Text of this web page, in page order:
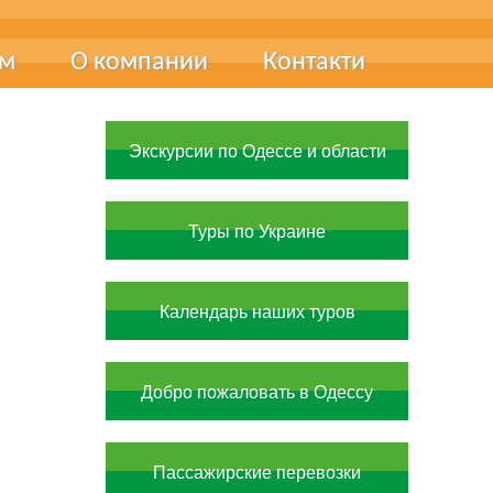
виставки
О компании
Наші фахівці
Документи та сертифікати
Вакансії
Контакти
Экскурсии по Одессе и области
Туры по Украине
Календарь наших туров
Добро пожаловать в Одессу
Пассажирские перевозки